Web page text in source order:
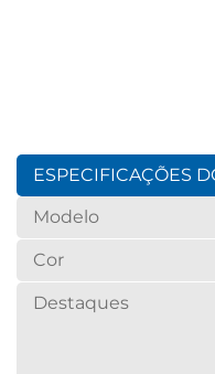
ESPECIFICAÇÕES
Modelo
Cor
Destaques